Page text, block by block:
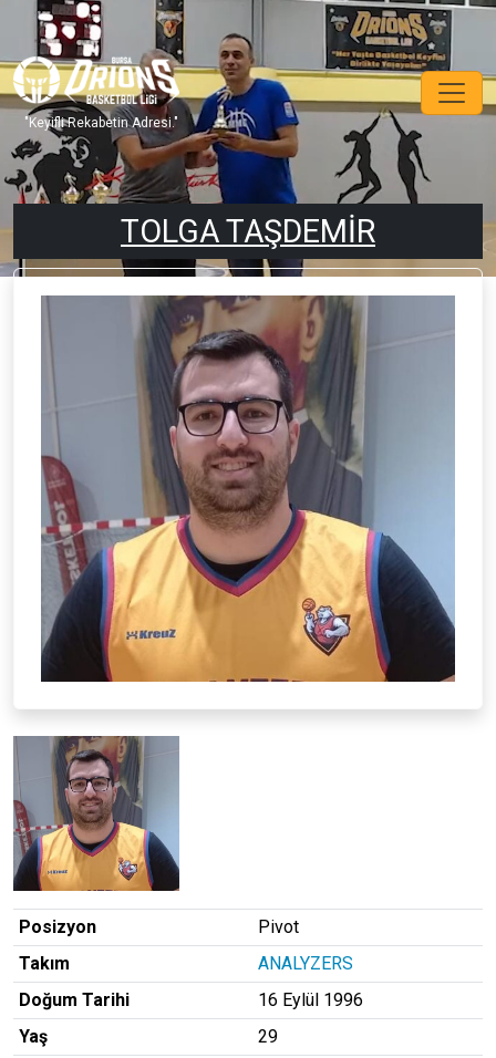
"Keyifli Rekabetin Adresi."
TOLGA TAŞDEMİR
Posizyon
Pivot
Takım
ANALYZERS
Doğum Tarihi
16 Eylül 1996
Yaş
29